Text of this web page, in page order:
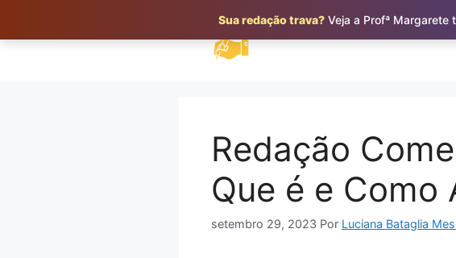
Redação
Que é e
setembro 29, 2023 Por Luciana Bataglia
Sua redação trava?Veja a Profª Margarete